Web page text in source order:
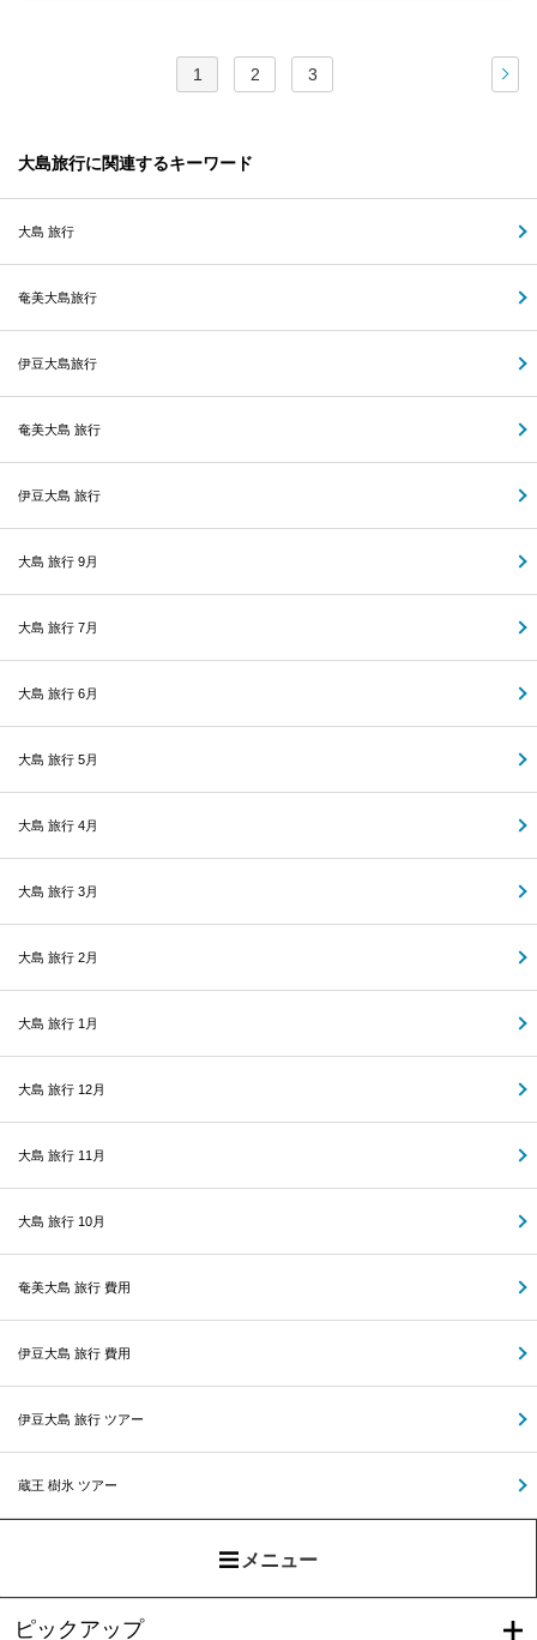
1 2 3
大島旅行に関連するキーワード
大島 旅行
奄美大島旅行
伊豆大島旅行
奄美大島 旅行
伊豆大島 旅行
大島 旅行 9月
大島 旅行 7月
大島 旅行 6月
大島 旅行 5月
大島 旅行 4月
大島 旅行 3月
大島 旅行 2月
大島 旅行 1月
大島 旅行 12月
大島 旅行 11月
大島 旅行 10月
奄美大島 旅行 費用
伊豆大島 旅行 費用
伊豆大島 旅行 ツアー
蔵王 樹氷 ツアー
メニュー
ピックアップ